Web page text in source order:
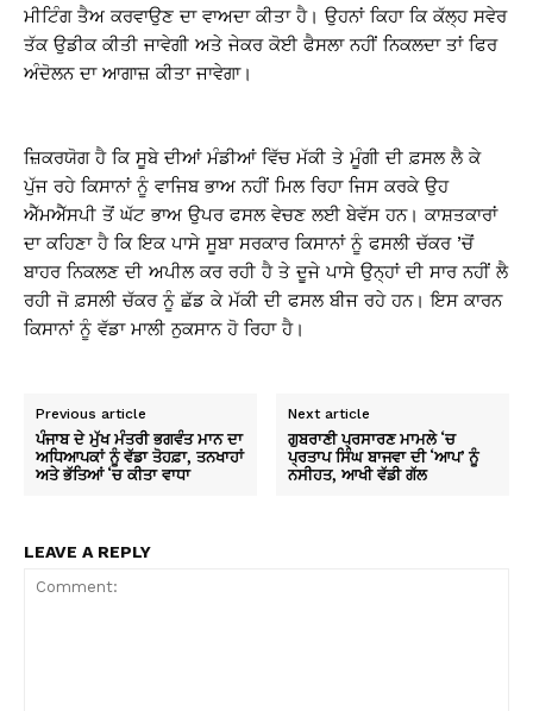
ਮੀਟਿੰਗ ਤੈਅ ਕਰਵਾਉਣ ਦਾ ਵਾਅਦਾ ਕੀਤਾ ਹੈ। ਉਹਨਾਂ ਕਿਹਾ ਕਿ ਕੱਲ੍ਹ ਸਵੇਰ
ਤੱਕ ਉਡੀਕ ਕੀਤੀ ਜਾਵੇਗੀ ਅਤੇ ਜੇਕਰ ਕੋਈ ਫੈਸਲਾ ਨਹੀਂ ਨਿਕਲਦਾ ਤਾਂ ਫਿਰ
ਅੰਦੋਲਨ ਦਾ ਆਗਾਜ਼ ਕੀਤਾ ਜਾਵੇਗਾ।
ਜ਼ਿਕਰਯੋਗ ਹੈ ਕਿ ਸੂਬੇ ਦੀਆਂ ਮੰਡੀਆਂ ਵਿੱਚ ਮੱਕੀ ਤੇ ਮੂੰਗੀ ਦੀ ਫ਼ਸਲ ਲੈ ਕੇ
ਪੁੱਜ ਰਹੇ ਕਿਸਾਨਾਂ ਨੂੰ ਵਾਜਿਬ ਭਾਅ ਨਹੀਂ ਮਿਲ ਰਿਹਾ ਜਿਸ ਕਰਕੇ ਉਹ
ਐੱਮਐੱਸਪੀ ਤੋਂ ਘੱਟ ਭਾਅ ਉਪਰ ਫਸਲ ਵੇਚਣ ਲਈ ਬੇਵੱਸ ਹਨ। ਕਾਸ਼ਤਕਾਰਾਂ
ਦਾ ਕਹਿਣਾ ਹੈ ਕਿ ਇਕ ਪਾਸੇ ਸੂਬਾ ਸਰਕਾਰ ਕਿਸਾਨਾਂ ਨੂੰ ਫਸਲੀ ਚੱਕਰ ’ਚੋਂ
ਬਾਹਰ ਨਿਕਲਣ ਦੀ ਅਪੀਲ ਕਰ ਰਹੀ ਹੈ ਤੇ ਦੂਜੇ ਪਾਸੇ ਉਨ੍ਹਾਂ ਦੀ ਸਾਰ ਨਹੀਂ ਲੈ
ਰਹੀ ਜੋ ਫ਼ਸਲੀ ਚੱਕਰ ਨੂੰ ਛੱਡ ਕੇ ਮੱਕੀ ਦੀ ਫਸਲ ਬੀਜ ਰਹੇ ਹਨ। ਇਸ ਕਾਰਨ
ਕਿਸਾਨਾਂ ਨੂੰ ਵੱਡਾ ਮਾਲੀ ਨੁਕਸਾਨ ਹੋ ਰਿਹਾ ਹੈ।
Previous article
ਪੰਜਾਬ ਦੇ ਮੁੱਖ ਮੰਤਰੀ ਭਗਵੰਤ ਮਾਨ ਦਾ
ਅਧਿਆਪਕਾਂ ਨੂੰ ਵੱਡਾ ਤੋਹਫ਼ਾ, ਤਨਖਾਹਾਂ
ਅਤੇ ਭੱਤਿਆਂ ‘ਚ ਕੀਤਾ ਵਾਧਾ
Next article
ਗੁਬਰਾਣੀ ਪ੍ਰਸਾਰਣ ਮਾਮਲੇ ‘ਚ
ਪ੍ਰਤਾਪ ਸਿੰਘ ਬਾਜਵਾ ਦੀ ‘ਆਪ’ ਨੂੰ
ਨਸੀਹਤ, ਆਖੀ ਵੱਡੀ ਗੱਲ
LEAVE A REPLY